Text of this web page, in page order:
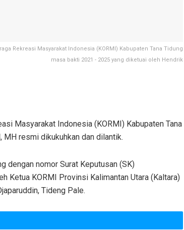
Rekreasi Masyarakat Indonesia (KORMI) Kabupaten Tana Tidung
masa bakti 2021 - 2025 yang diketuai oleh Hendrik
Masyarakat Indonesia (KORMI) Kabupaten Tana
resmi dikukuhkan dan dilantik.
dengan nomor Surat Keputusan (SK)
KORMI Provinsi Kalimantan Utara (Kaltara)
Tideng Pale.